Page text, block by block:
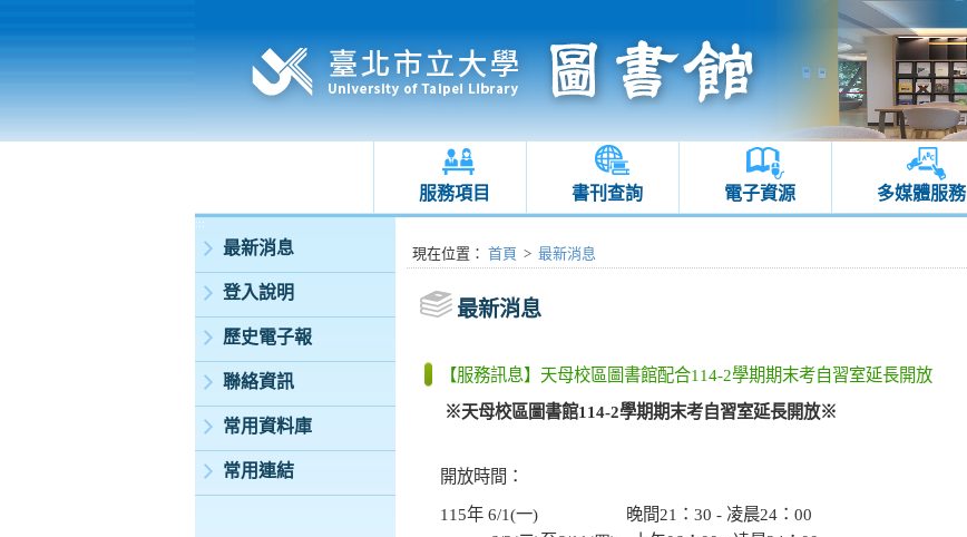
服務項目 書刊查詢 電子資源 多媒體服務
:::
最新消息
登入說明
歷史電子報
聯絡資訊
常用資料庫
常用連結
:::現在位置 ： 首頁 > 最新消息
最新消息
【服務訊息】天母校區圖書館配合114-2學期期末考自習室延長開放
※天母校區圖書館114-2學期期末考自習室延長開放※
開放時間：
115年6/1(一)晚間21 ： 30 - 凌晨24： 00